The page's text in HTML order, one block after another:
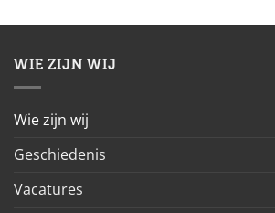
WIE ZIJN WIJ
Wie zijn wij
Geschiedenis
Vacatures